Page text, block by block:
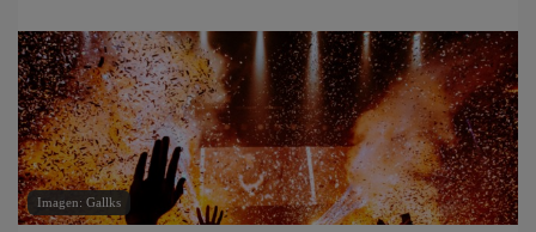
Imagen: Gallks